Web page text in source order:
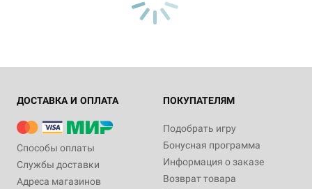
ДОСТАВКА И ОПЛАТА
Способы оплаты
Службы доставки
Адреса магазинов
ПОКУПАТЕЛЯМ
Подобрать игру
Бонусная программа
Информация о заказе
Возврат товара